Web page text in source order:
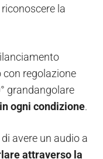
la
con regolazione
grandangolare
ogni condizione.
avere un audio a
attraverso la